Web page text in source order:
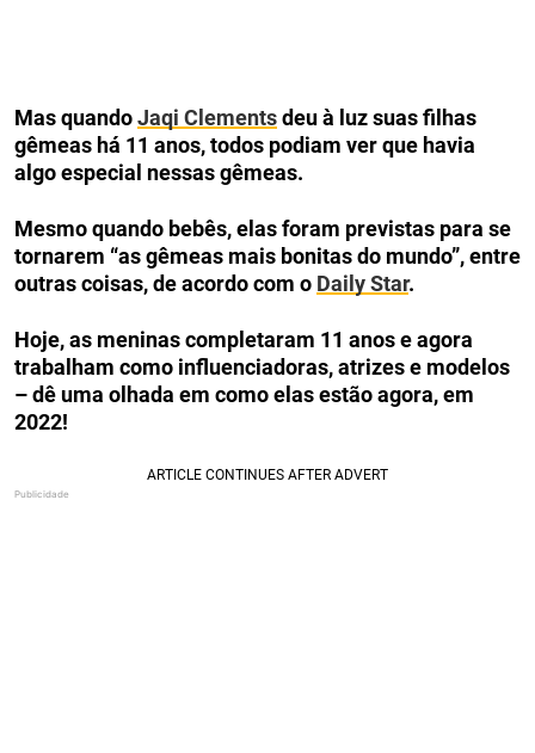
Mas quandoJaqi Clementsdeu à luz suas filhas
gêmeas há 11 anos, todos podiam ver que havia
algo especial nessas gêmeas.
Mesmo quando bebês, elas foram previstas para se
tornarem “as gêmeas mais bonitas do mundo”, entre
outras coisas, de acordo com o Daily Star.
Hoje, as meninas completaram 11 anos e agora
trabalham como influenciadoras, atrizes e modelos
– dê uma olhada em como elas estão agora, em
2022!